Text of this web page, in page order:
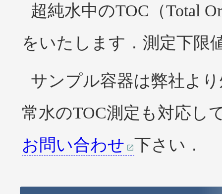
超純水中のTOC（Total
をいたします．測定下限
サンプル容器は弊社よ
常水のTOC測定も対応し
お問い合わせ 下さい．